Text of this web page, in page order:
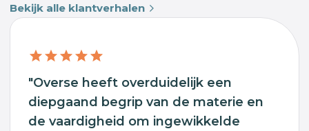
Bekijk alle klantverhalen
"Overse heeft overduidelijk een
diepgaand begrip van de materie en
de vaardigheid om ingewikkelde